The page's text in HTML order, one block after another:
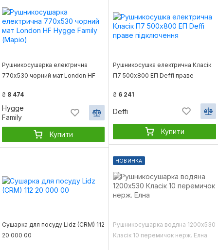
Рушникосушарка електрична
770х530 чорний мат London HF
₴ 8 474
Hygge
Family
Купити
Рушникосушка електрична Класік
П7 500x800 ЕП Deffi праве
₴ 6 241
Deffi
Купити
Сушарка для посуду Lidz (CRM) 112
20 000 00
НОВИНКА
Рушникосушарка водяна 1200х530
Класік 10 перемичок нерж. Елна